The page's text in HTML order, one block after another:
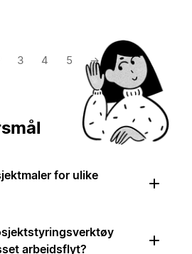
3 4 5 →
for ulike
arbeidsflyt?